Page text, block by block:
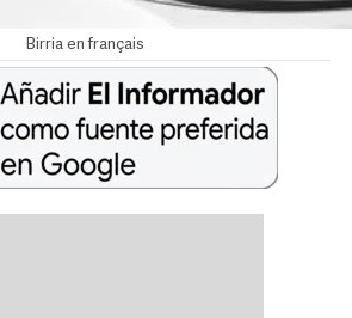
Birria en français